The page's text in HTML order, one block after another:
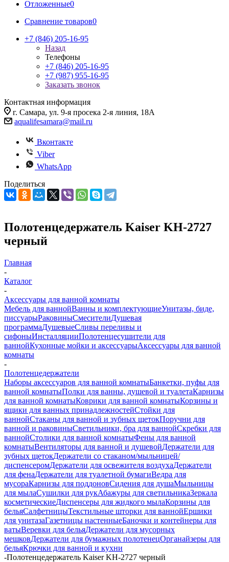
Отложенные0
Сравнение товаров0
+7 (846) 205-16-95
Назад
Телефоны
+7 (846) 205-16-95
+7 (987) 955-16-95
Заказать звонок
Контактная информация
г. Самара, ул. 9-я просека 2-я линия, 18А
aqualifesamara@mail.ru
Вконтакте
Viber
WhatsApp
Поделиться
Полотенцедержатель Kaiser KH-2727
черный
Главная
-
Каталог
-
Аксессуары для ванной комнаты
Мебель для ваннойВанны и комплектующиеУнитазы, биде,
писсуарыРаковиныСмесителиДушевая
программаДушевыеСливы переливы и
сифоныИнсталляцииПолотенцесушители для
ваннойКухонные мойки и аксессуарыАксессуары для ванной
комнаты
-
Полотенцедержатели
Наборы аксессуаров для ванной комнатыБанкетки, пуфы для
ванной комнатыПолки для ванны, душевой и туалетаКарнизы
для ванной комнатыКоврики для ванной комнатыКорзины и
ящики для ванных принадлежностейСтойки для
ваннойСтаканы для ванной и зубных щетокПоручни для
ванной и раковиныСветильники, бра для ваннойСкребки для
ваннойСтолики для ванной комнатыФены для ванной
комнатыВентиляторы для ванной и душевойДержатели для
зубных щетокДержатели со стаканом/мыльницей/
диспенсеромДержатели для освежителя воздухаДержатели
для фенаДержатели для туалетной бумагиВедра для
мусораКарнизы для поддоновСидения для душаМыльницы
для мылаСушилки для рукАбажуры для светильникаЗеркала
косметическиеДиспенсеры для жидкого мылаКорзины для
бельяСалфетницыТекстильные шторки для ваннойЕршики
для унитазаГазетницы настенныеБаночки и контейнеры для
ватыВеревки для бельяДержатели для мусорных
мешковДержатели для бумажных полотенецОрганайзеры для
бельяКрючки для ванной и кухни
-Полотенцедержатель Kaiser KH-2727 черный